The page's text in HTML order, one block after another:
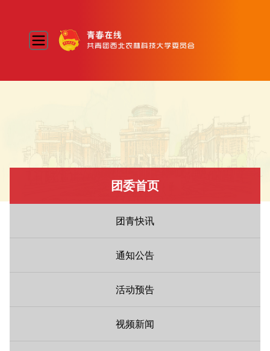
团委首页
团青快讯
通知公告
活动预告
视频新闻